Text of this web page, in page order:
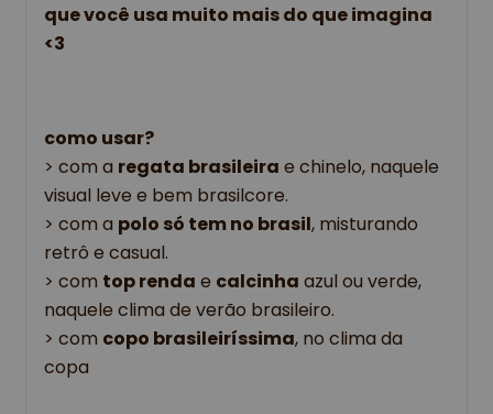
que você usa muito mais do que imagina
<3
como usar?
> com a regata brasileira e chinelo, naquele
visual leve e bem brasilcore.
> com a polo só tem no brasil, misturando
retrô e casual.
> com top renda e calcinha azul ou verde,
naquele clima de verão brasileiro.
> com copo brasileiríssima, no clima da
copa